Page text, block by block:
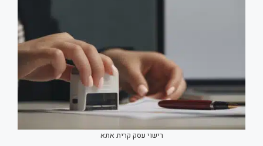
רישוי עסק קרית אתא